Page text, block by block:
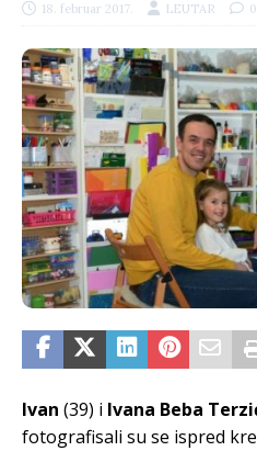
18. februar 2017. LEUTAR 0
Ivan (39) i Ivana Beba
fotografisali su se ispred